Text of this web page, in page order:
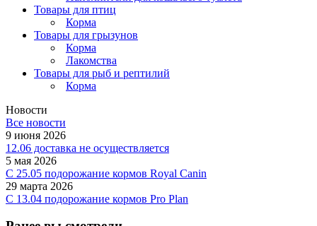
Товары для птиц
Корма
Товары для грызунов
Корма
Лакомства
Товары для рыб и рептилий
Корма
Новости
Все новости
9 июня 2026
12.06 доставка не осуществляется
5 мая 2026
C 25.05 подорожание кормов Royal Canin
29 марта 2026
С 13.04 подорожание кормов Pro Plan